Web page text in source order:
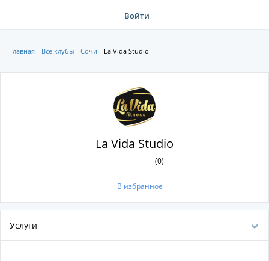
Войти
Главная Все клубы Сочи La Vida Studio
La Vida Studio
(0)
В избранное
Услуги